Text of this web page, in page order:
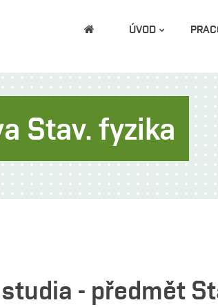
ÚVOD
Stav. fyzika
- předmět